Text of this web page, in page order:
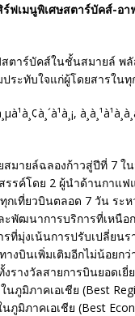
ฟเมนูพิเศษสตาร์บัคส์-อา
ตาร์บัคส์ในชั้นสมายล์ พ
ระทับใจแก่ผู้โดยสารในทุ
มายล์ฉลองก้าวสู่ปีที่ 7 ใ
รรค์โดย 2 ผู้นำด้านกาแ
กเที่ยวบินตลอด 7 วัน ระ
พัฒนาการบริการที่เหนือ
ที่มุ่งเน้นการปรับเปลี่ยน
งบินเพิ่มเติมอีกไม่น้อยก
รางวัลสายการบินยอดเ
ภูมิภาคเอเชีย (Best
มิภาคเอเชีย (Best